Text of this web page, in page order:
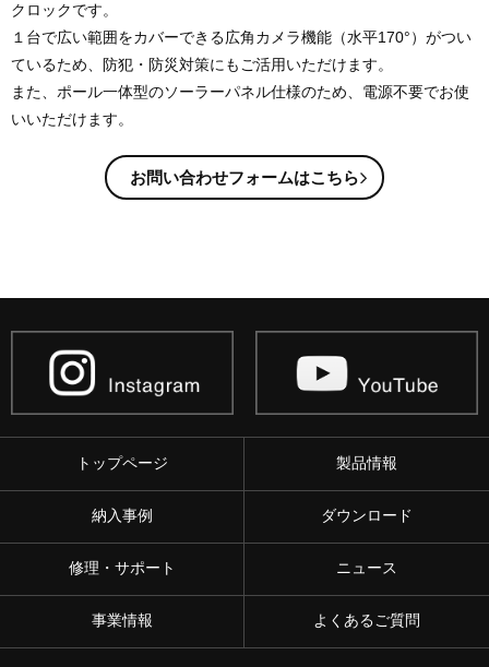
クロックです。
１台で広い範囲をカバーできる広角カメラ機能（水平170°）がつい
ているため、防犯・防災対策にもご活用いただけます。
また、ポール一体型のソーラーパネル仕様のため、電源不要でお使
いいただけます。
お問い合わせフォームはこちら
トップページ 製品情報
納入事例 ダウンロード
修理・サポート ニュース
事業情報 よくあるご質問